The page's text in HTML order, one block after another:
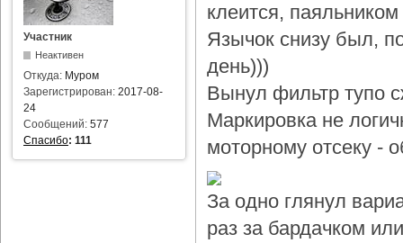
Участник
Неактивен
Откуда: Муром
Зарегистрирован: 2017-08-
24
Сообщений: 577
Спасибо: 111
клеится,
Язычок снизу был,
день)))
Вынул фильтр тупо
Маркировка не
моторному отсеку -
За одно глянул
раз за бардачком